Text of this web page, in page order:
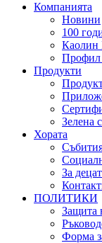
Компанията
Новини
100
Каолин
Профил
Продукти
Зелена
Хората
За
ПОЛИТИКИ
Защита
Форма